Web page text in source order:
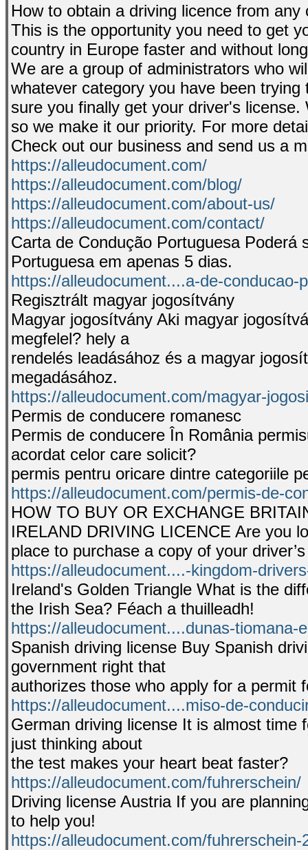
How to obtain a driving licence from any
This is the opportunity you need to get
country in Europe faster and without
We are a group of administrators who
whatever category you have been
sure you finally get your driver's
so we make it our priority. For more
Check out our business and send us a
https://alleudocument.com/
https://alleudocument.com/blog/
https://alleudocument.com/about-us/
https://alleudocument.com/contact/
Carta de Condução Portuguesa Poderá
Portuguesa em apenas 5 dias.
https://alleudocument....a-de-conducao-
Regisztrált magyar jogosítvány
Magyar jogosítvány Aki magyar
megfelel? hely a
rendelés leadásához és a magyar
megadásához.
https://alleudocument.com/magyar-
Permis de conducere romanesc
Permis de conducere În România
acordat celor care solicit?
permis pentru oricare dintre categoriile
https://alleudocument.com/permis-de-
HOW TO BUY OR EXCHANGE
IRELAND DRIVING LICENCE Are you
place to purchase a copy of your
https://alleudocument....-kingdom-
Ireland's Golden Triangle What is the
the Irish Sea? Féach a thuilleadh!
https://alleudocument....dunas-tiomana-
Spanish driving license Buy Spanish
government right that
authorizes those who apply for a permit
https://alleudocument....miso-de-
German driving license It is almost time
just thinking about
the test makes your heart beat faster?
https://alleudocument.com/fuhrerschein/
Driving license Austria If you are
to help you!
https://alleudocument.com/fuhrerschein-